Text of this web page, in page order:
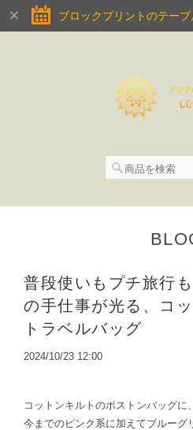
ブロックプリントのテー
普段使いもプチ旅行
の手仕事が光る、コ
トラベルバッグ
2024/10/23 12:00
コットンキルトのボストンバッグに
今までのピンク系に加えてブルーグ